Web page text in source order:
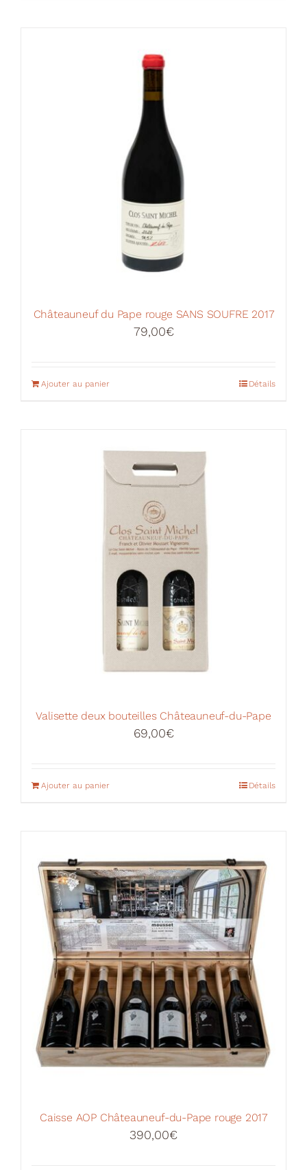
Châteauneuf du Pape rouge SANS SOUFRE 2017
79,00€
Ajouter au panier Détails
Valisette deux bouteilles Châteauneuf-du-Pape
69,00€
Ajouter au panier Détails
Caisse AOP Châteauneuf-du-Pape rouge 2017
390,00€